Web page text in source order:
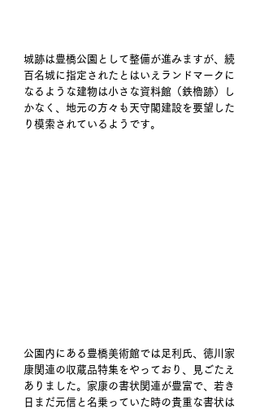
城跡は豊橋公園として整備が進みますが、続
百名城に指定されたとはいえランドマークに
なるような建物は小さな資料館（鉄櫓跡）し
かなく、地元の方々も天守閣建設を要望した
り模索されているようです。
公園内にある豊橋美術館では足利氏、徳川家
康関連の収蔵品特集をやっており、見ごたえ
ありました。家康の書状関連が豊富で、若き
日まだ元信と名乗っていた時の貴重な書状は